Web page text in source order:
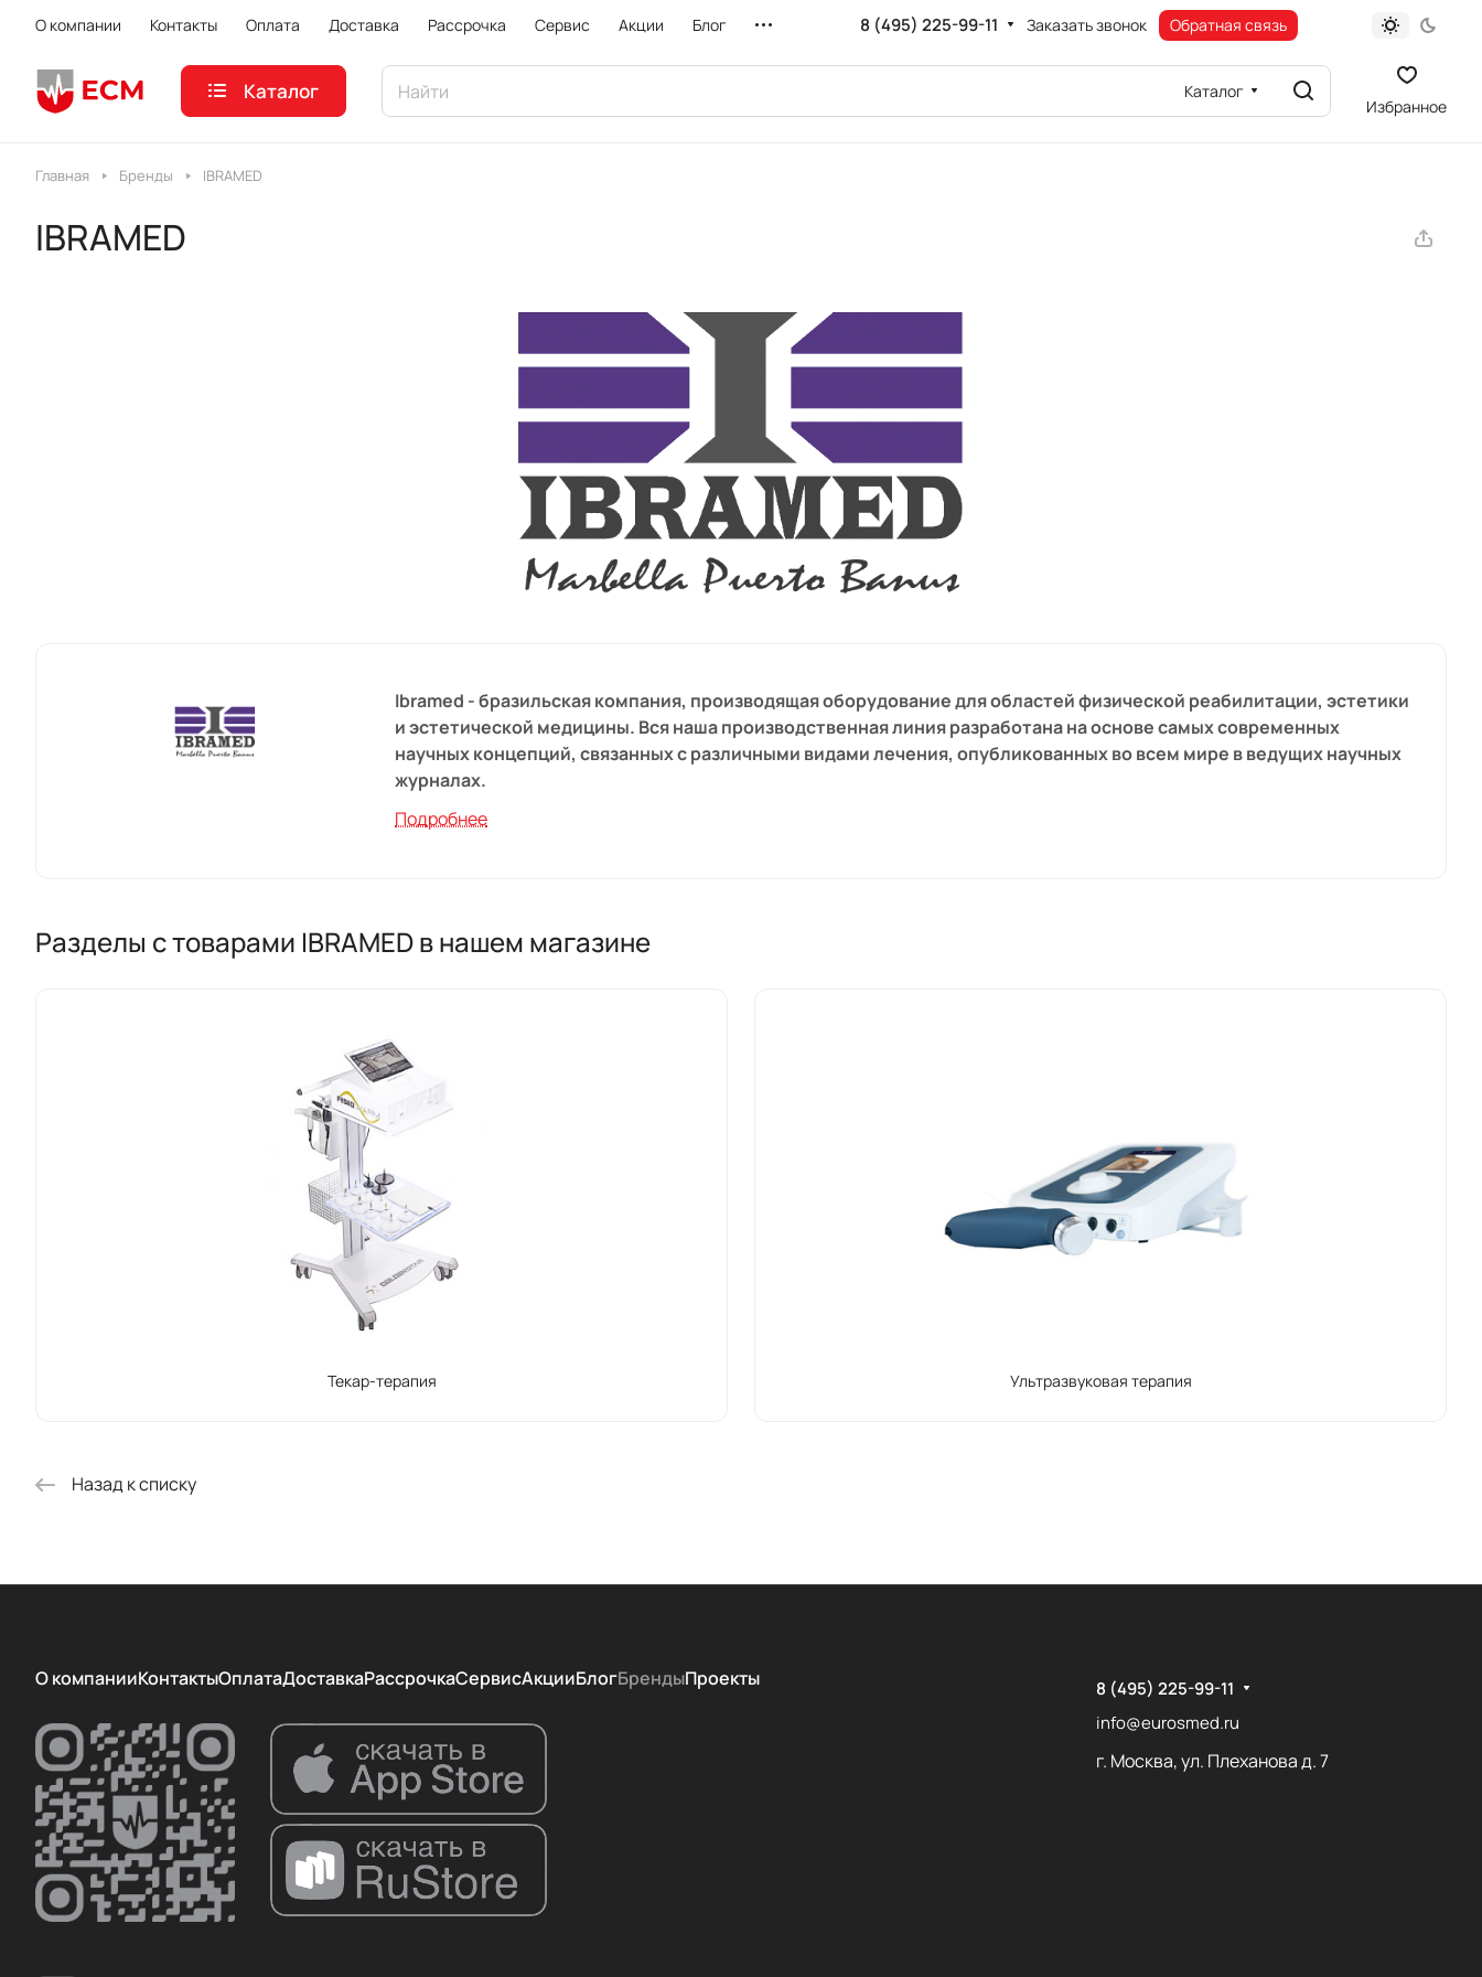
О компании Контакты Оплата Доставка Рассрочка Сервис Акции Блог 8 (495) 225-99-11 Заказать звонок Обратная связь
Каталог Каталог
Избранное
Главная Бренды IBRAMED
IBRAMED
Ibramed - бразильская компания, производящая оборудование для областей физической реабилитации, эстетики
и эстетической медицины. Вся наша производственная линия разработана на основе самых современных
научных концепций, связанных с различными видами лечения, опубликованных во всем мире в ведущих научных
журналах.
Мы добавляем к нашим продуктам высокую технологическую ценность и качество, чтобы результаты могли
Подробнее
Разделы с товарами IBRAMED в нашем магазине
Текар-терапия Ультразвуковая терапия
Назад к списку
О компанииКонтактыОплатаДоставкаРассрочкаСервисАкцииБлогБрендыПроекты
8 (495) 225-99-11
info@eurosmed.ru
г. Москва, ул. Плеханова д. 7